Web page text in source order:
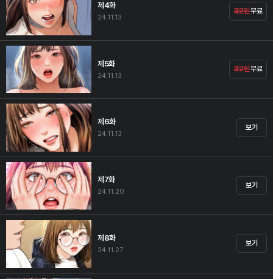
제4화
24.11.13
3코인무료
제5화
24.11.13
3코인무료
제6화
24.11.13
보기
제7화
24.11.20
보기
제8화
24.11.27
보기